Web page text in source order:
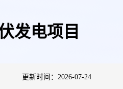
发电项目
更新时间：2026-07-24